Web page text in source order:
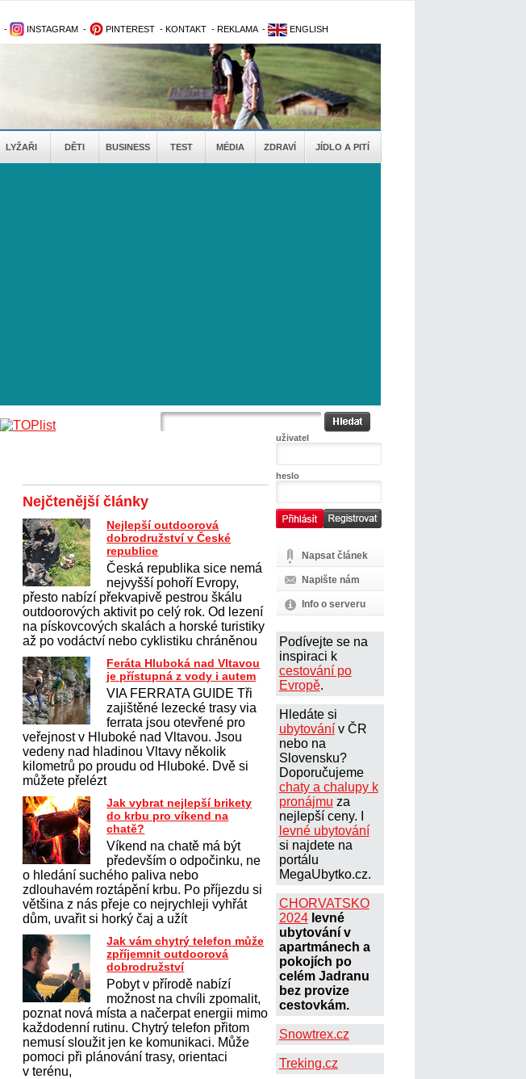
- INSTAGRAM - PINTEREST - KONTAKT - REKLAMA - ENGLISH
LYŽAŘI DĚTI BUSINESS TEST MÉDIA ZDRAVÍ JÍDLO A PITÍ
uživatel
heslo
Napsat článek
Napište nám
Info o serveru
Podívejte se na
inspiraci k
cestování po
Evropě.
Hledáte si
ubytovánív ČR
nebo na
Slovensku?
Doporučujeme
chaty a chalupy k
pronájmu za
nejlepší ceny. I
levné ubytování
si najdete na
portálu
MegaUbytko.cz.
CHORVATSKO
2024 levné
ubytování v
apartmánech a
pokojích po
celém Jadranu
bez provize
cestovkám.
Snowtrex.cz
Treking.cz
Nejčtenější články
Nejlepší outdoorová
dobrodružství v České
republice
Česká republika sice nemá
nejvyšší pohoří Evropy,
přesto nabízí překvapivě pestrou škálu
outdoorových aktivit po celý rok. Od lezení
na pískovcových skalách a horské turistiky
až po vodáctví nebo cyklistiku chráněnou
Feráta Hluboká nad Vltavou
je přístupná z vody i autem
VIA FERRATA GUIDE Tři
zajištěné lezecké trasy via
ferrata jsou otevřené pro
veřejnost v Hluboké nad Vltavou. Jsou
vedeny nad hladinou Vltavy několik
kilometrů po proudu od Hluboké. Dvě si
můžete přelézt
Jak vybrat nejlepší brikety
do krbu pro víkend na
chatě?
Víkend na chatě má být
především o odpočinku, ne
o hledání suchého paliva nebo
zdlouhavém roztápění krbu. Po příjezdu si
většina z nás přeje co nejrychleji vyhřát
dům, uvařit si horký čaj a užít
Jak vám chytrý telefon může
zpříjemnit outdoorová
dobrodružství
Pobyt v přírodě nabízí
možnost na chvíli zpomalit,
poznat nová místa a načerpat energii mimo
každodenní rutinu. Chytrý telefon přitom
nemusí sloužit jen ke komunikaci. Může
pomoci při plánování trasy, orientaci
v terénu,